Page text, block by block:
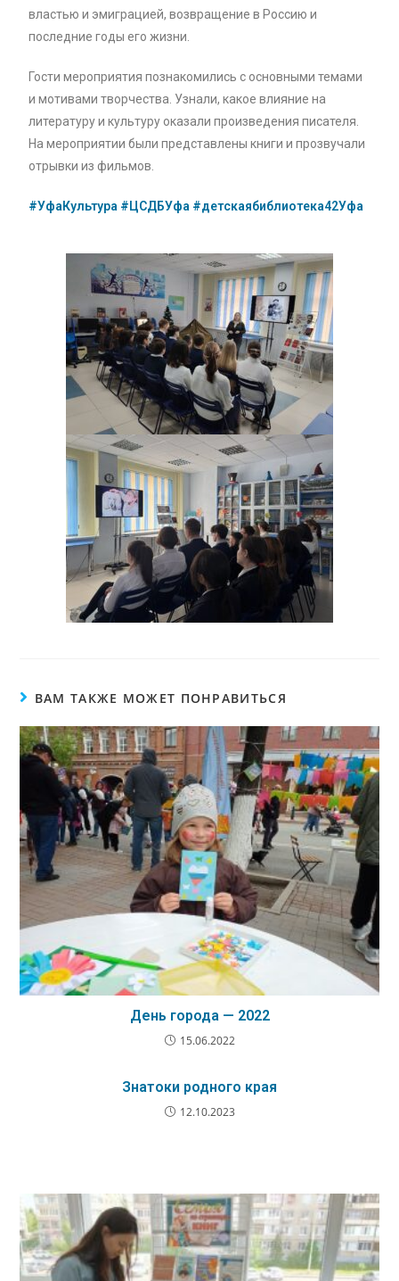
властью и эмиграцией, возвращение в Россию и
последние годы его жизни.
Гости мероприятия познакомились с основными темами
и мотивами творчества. Узнали, какое влияние на
литературу и культуру оказали произведения писателя.
На мероприятии были представлены книги и прозвучали
отрывки из фильмов.
#УфаКультура #ЦСДБУфа #детскаябиблиотека42Уфа
ВАМ ТАКЖЕ МОЖЕТ ПОНРАВИТЬСЯ
День города — 2022
15.06.2022
Знатоки родного края
12.10.2023